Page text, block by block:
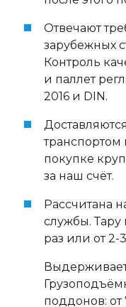
Отвечают
зарубежных
Контроль
и паллет
2016 и DIN.
покупке
за наш счёт.
Рассчитана
службы.
раз или от 2-
поддонов: от